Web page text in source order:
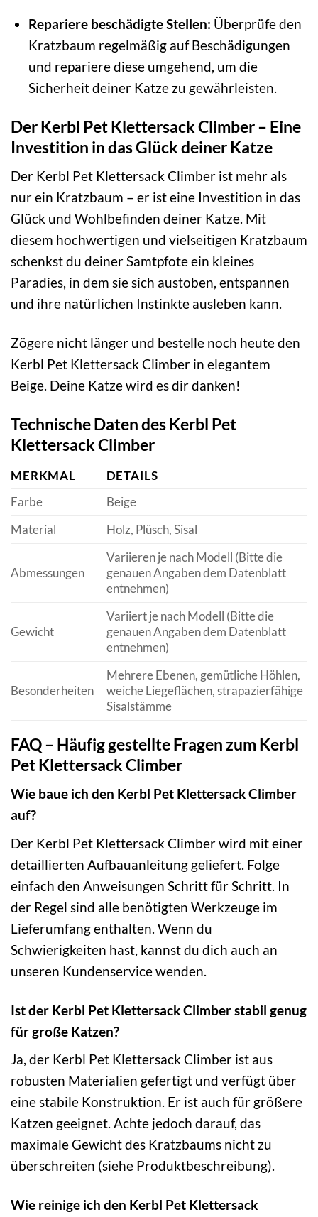
Repariere beschädigte Stellen: Überprüfe den
Kratzbaum regelmäßig auf Beschädigungen
und repariere diese umgehend, um die
Sicherheit deiner Katze zu gewährleisten.
Der Kerbl Pet Klettersack Climber – Eine
Investition in das Glück deiner Katze
Der Kerbl Pet Klettersack Climber ist mehr als
nur ein Kratzbaum – er ist eine Investition in das
Glück und Wohlbefinden deiner Katze. Mit
diesem hochwertigen und vielseitigen Kratzbaum
schenkst du deiner Samtpfote ein kleines
Paradies, in dem sie sich austoben, entspannen
und ihre natürlichen Instinkte ausleben kann.
Zögere nicht länger und bestelle noch heute den
Kerbl Pet Klettersack Climber in elegantem
Beige. Deine Katze wird es dir danken!
Technische Daten des Kerbl Pet
Klettersack Climber
MERKMAL
DETAILS
Farbe
Beige
Material
Holz, Plüsch, Sisal
Abmessungen
Variieren je nach Modell (Bitte die
genauen Angaben dem Datenblatt
entnehmen)
Gewicht
Variiert je nach Modell (Bitte die
genauen Angaben dem Datenblatt
entnehmen)
Besonderheiten
Mehrere Ebenen, gemütliche Höhlen,
weiche Liegeflächen, strapazierfähige
Sisalstämme
FAQ – Häufig gestellte Fragen zum Kerbl
Pet Klettersack Climber
Wie baue ich den Kerbl Pet Klettersack Climber
auf?
Der Kerbl Pet Klettersack Climber wird mit einer
detaillierten Aufbauanleitung geliefert. Folge
einfach den Anweisungen Schritt für Schritt. In
der Regel sind alle benötigten Werkzeuge im
Lieferumfang enthalten. Wenn du
Schwierigkeiten hast, kannst du dich auch an
unseren Kundenservice wenden.
Ist der Kerbl Pet Klettersack Climber stabil genug
für große Katzen?
Ja, der Kerbl Pet Klettersack Climber ist aus
robusten Materialien gefertigt und verfügt über
eine stabile Konstruktion. Er ist auch für größere
Katzen geeignet. Achte jedoch darauf, das
maximale Gewicht des Kratzbaums nicht zu
überschreiten (siehe Produktbeschreibung).
Wie reinige ich den Kerbl Pet Klettersack